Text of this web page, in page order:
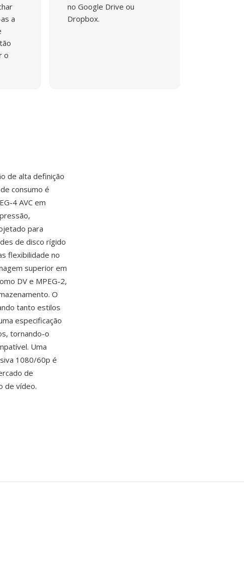
a
o
no Google Drive ou
Dropbox.
de alta definição
consumo é
4 AVC em
para
de disco rígido
flexibilidade no
superior em
DV e MPEG-2,
O
tanto estilos
especificação
tornando-o
Uma
1080/60p é
de
de vídeo.